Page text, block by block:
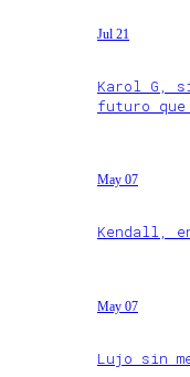
Jul 21
Karol G,
futuro
May 07
Kendall,
May 07
Lujo sin